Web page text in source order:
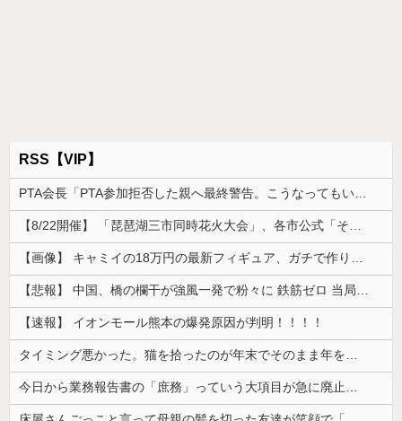
RSS【VIP】
【速報】 イオンモール熊本の爆発原因が判明！！！！